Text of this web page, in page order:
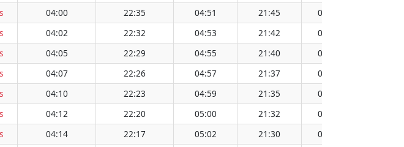
04:00 22:35 04:51 21:45 05:35
04:02 22:32 04:53 21:42 05:37
04:05 22:29 04:55 21:40 05:39
04:07 22:26 04:57 21:37 05:40
04:10 22:23 04:59 21:35 05:42
04:12 22:20 05:00 21:32 05:44
04:14 22:17 05:02 21:30 05:45